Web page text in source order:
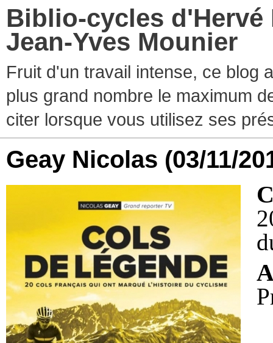
Biblio-cycles d'Hervé
Jean-Yves Mounier
Fruit d'un travail intense, ce blog
plus grand nombre le maximum
citer lorsque vous utilisez ses
Geay Nicolas (03/11/